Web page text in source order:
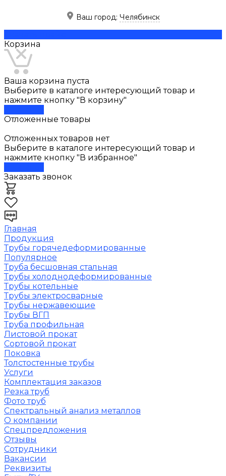
Ваш город: Челябинск
Корзина
Ваша корзина пуста
Выберите в каталоге интересующий товар и
нажмите кнопку "В корзину"
Отложенные товары
Отложенных товаров нет
Выберите в каталоге интересующий товар и
нажмите кнопку "В избранное"
Заказать звонок
Главная
Продукция
Трубы горячедеформированные
Популярное
Труба бесшовная стальная
Трубы холоднодеформированные
Трубы котельные
Трубы электросварные
Трубы нержавеющие
Трубы ВГП
Труба профильная
Листовой прокат
Сортовой прокат
Поковка
Толстостенные трубы
Услуги
Комплектация заказов
Резка труб
Фото труб
Спектральный анализ металлов
О компании
Спецпредложения
Отзывы
Сотрудники
Вакансии
Реквизиты